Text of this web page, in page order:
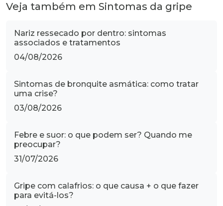
Veja também em Sintomas da gripe
Nariz ressecado por dentro: sintomas
associados e tratamentos
04/08/2026
Sintomas de bronquite asmática: como tratar
uma crise?
03/08/2026
Febre e suor: o que podem ser? Quando me
preocupar?
31/07/2026
Gripe com calafrios: o que causa + o que fazer
para evitá-los?